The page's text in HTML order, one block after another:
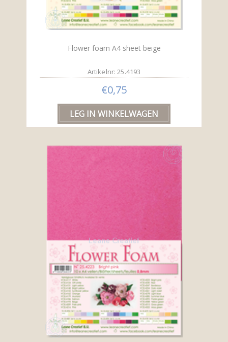
Flower foam A4 sheet beige
Artikelnr: 25.4193
€0,75